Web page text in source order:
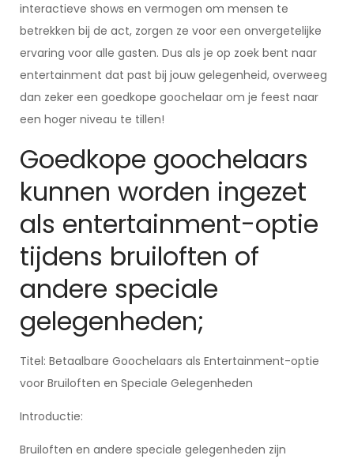
interactieve shows en vermogen om mensen te
betrekken bij de act, zorgen ze voor een onvergetelijke
ervaring voor alle gasten. Dus als je op zoek bent naar
entertainment dat past bij jouw gelegenheid, overweeg
dan zeker een goedkope goochelaar om je feest naar
een hoger niveau te tillen!
Goedkope goochelaars
kunnen worden ingezet
als entertainment-optie
tijdens bruiloften of
andere speciale
gelegenheden;
Titel: Betaalbare Goochelaars als Entertainment-optie
voor Bruiloften en Speciale Gelegenheden
Introductie:
Bruiloften en andere speciale gelegenheden zijn